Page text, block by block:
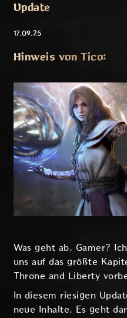
Update
17.09.25
Hinweis von Tico:
Was geht ab, Gamer?
uns auf das größte
Throne and Liberty
In diesem riesigen
neue Inhalte. Es geht